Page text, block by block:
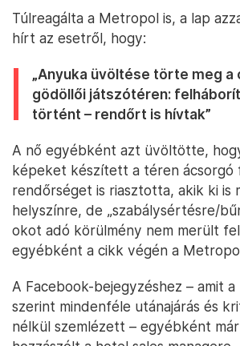
Túlreagálta a Metropol is, a lap
hírt az esetről, hogy:
„Anyuka üvöltése törte meg a
gödöllői játszótéren:
történt – rendőrt is hívtak”
A nő egyébként azt üvöltötte,
képeket készített a téren ácsorgó
rendőrséget is riasztotta, akik ki is
helyszínre, de „szabálysértésre/
okot adó körülmény nem merült
egyébként a cikk végén a
A Facebook-bejegyzéshez – amit
szerint mindenféle utánajárás és
nélkül szemlézett – egyébként